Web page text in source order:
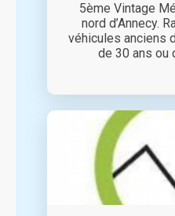
5ème Vintage
nord d’Annecy.
véhicules anciens
de 30 ans ou